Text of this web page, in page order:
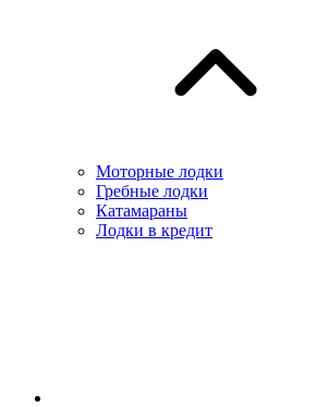
Моторные лодки
Гребные лодки
Катамараны
Лодки в кредит